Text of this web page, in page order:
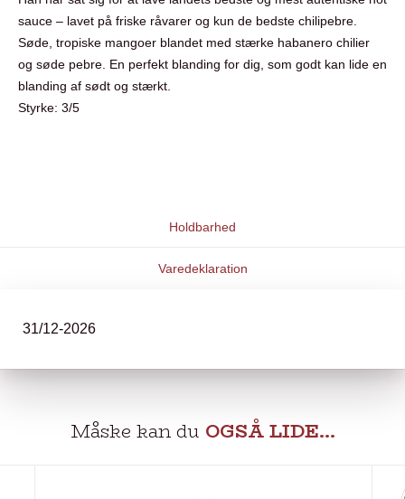
sauce – lavet på friske råvarer og kun de bedste chilipebre.
Søde, tropiske mangoer blandet med stærke habanero chilier
og søde pebre. En perfekt blanding for dig, som godt kan lide en
blanding af sødt og stærkt.
Styrke: 3/5
Holdbarhed
Varedeklaration
31/12-2026
Måske kan du OGSÅ LIDE…